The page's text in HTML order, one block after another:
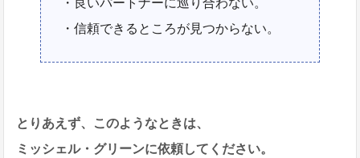
・良いパートナーに巡り合わない。
・信頼できるところが見つからない。
とりあえず、このようなときは、
ミッシェル・グリーンに依頼してください。